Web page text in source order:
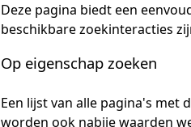
Deze pagina biedt een
beschikbare zoekinteracties
Op eigenschap zoeken
Een lijst van alle pagina's met
worden ook nabije waarden